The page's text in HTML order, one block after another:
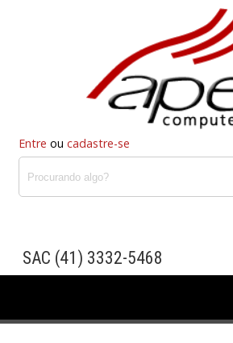
Entre ou cadastre-se
SAC (41) 3332-5468